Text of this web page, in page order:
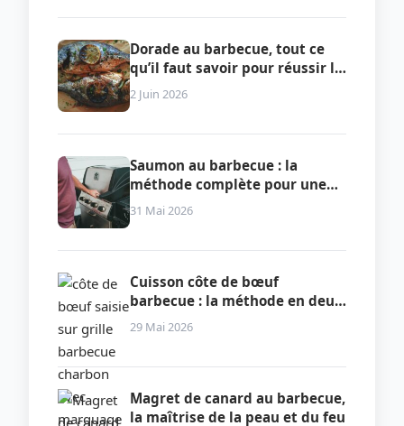
Dorade au barbecue, tout ce
qu’il faut savoir pour réussir la
cuisson
2 Juin 2026
Saumon au barbecue : la
méthode complète pour une
cuisson parfaite
31 Mai 2026
Cuisson côte de bœuf
barbecue : la méthode en deux
zones qui garantit la
29 Mai 2026
Magret de canard au barbecue,
la maîtrise de la peau et du feu